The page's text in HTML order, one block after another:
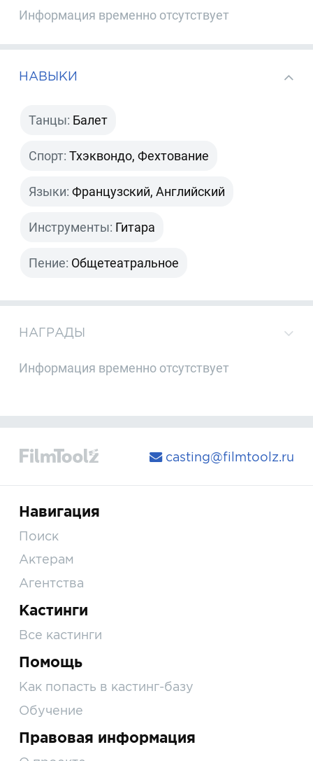
Информация временно отсутствует
НАВЫКИ
Танцы: Балет
Спорт: Тхэквондо, Фехтование
Языки: Французский, Английский
Инструменты: Гитара
Пение: Общетеатральное
НАГРАДЫ
Информация временно отсутствует
casting@filmtoolz.ru
Навигация
Поиск
Актерам
Агентства
Кастинги
Все кастинги
Помощь
Как попасть в кастинг-базу
Обучение
Правовая информация